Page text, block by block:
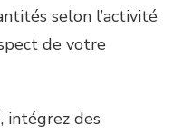
selon l’activité
de votre
intégrez des